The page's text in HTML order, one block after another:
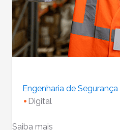
Engenharia de
Digital
Saiba mais